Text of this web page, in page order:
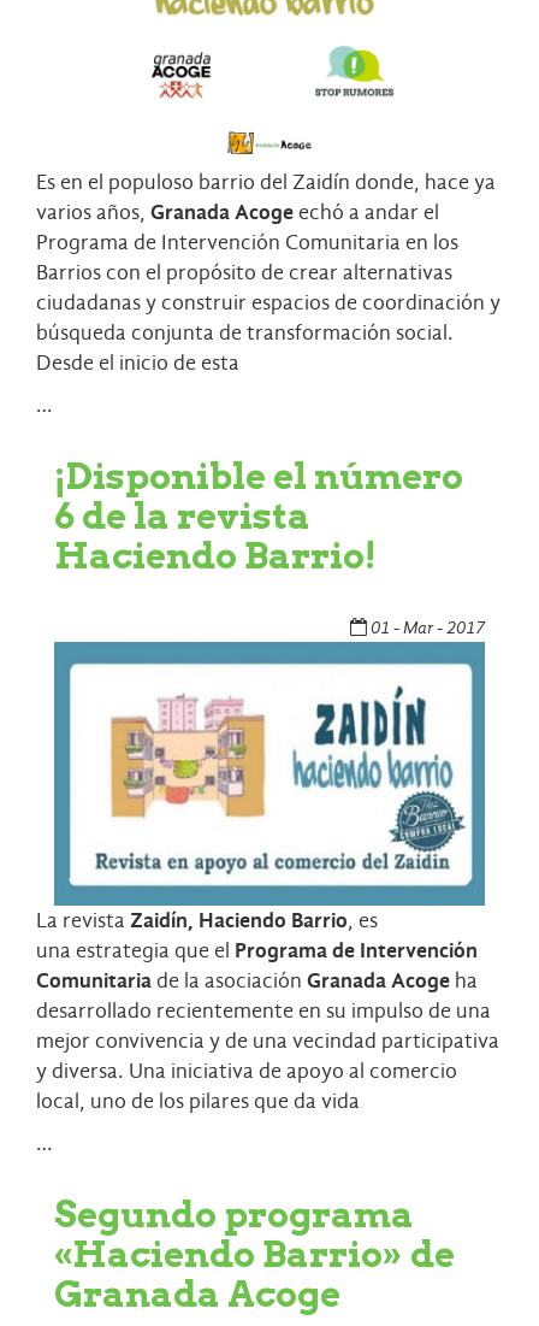
Es en el populoso barrio del Zaidín donde, hace ya
varios años, Granada Acogeechó a andar el
Programa de Intervención Comunitaria en los
Barrios con el propósito de crear alternativas
ciudadanas y construir espacios de coordinación y
búsqueda conjunta de transformación social.
Desde el inicio de esta
…
¡Disponible el número
6 de la revista
Haciendo Barrio!
01 - Mar - 2017
La revista Zaidín, Haciendo Barrio, es
una estrategia que el Programa de Intervención
Comunitariade la asociación Granada Acoge ha
desarrollado recientemente en su impulso de una
mejor convivencia y de una vecindad participativa
y diversa. Una iniciativa de apoyo al comercio
local, uno de los pilares que da vida
…
Segundo programa
«Haciendo Barrio» de
Granada Acoge